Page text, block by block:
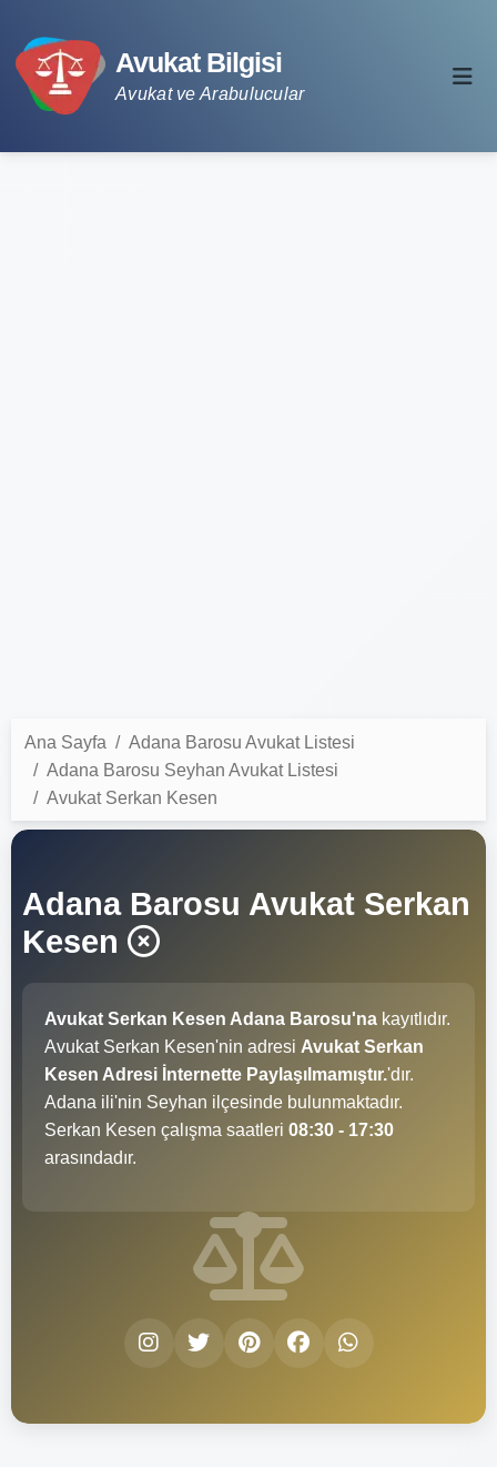
Avukat Bilgisi
Avukat ve Arabulucular
Ana Sayfa
Adana Barosu Avukat Listesi
Adana Barosu Seyhan Avukat Listesi
Avukat Serkan Kesen
Adana Barosu Avukat Serkan
Kesen
Avukat Serkan Kesen Adana Barosu'na kayıtlıdır.
Avukat Serkan Kesen'nin adresi Avukat Serkan
Kesen Adresi İnternette Paylaşılmamıştır.'dır.
Adana ili'nin Seyhan ilçesinde bulunmaktadır.
Serkan Kesen çalışma saatleri 08:30 - 17:30
arasındadır.